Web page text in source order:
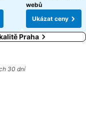
webů
Ukázat ceny
Praha
30 dní